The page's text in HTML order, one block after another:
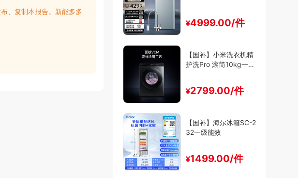
、复制本报告。新能多多
¥4999.00/件
【国补】小米洗衣机精
护洗Pro 滚筒10kg一级
¥2799.00/件
【国补】海尔冰箱SC-2
32一级能效
¥1499.00/件